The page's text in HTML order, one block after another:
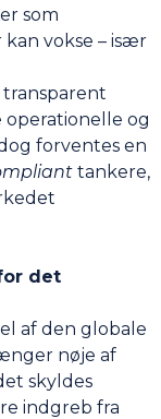
som
vokse – især
og
forventes en
tankere,
det
af den globale
nøje af
skyldes
indgreb fra